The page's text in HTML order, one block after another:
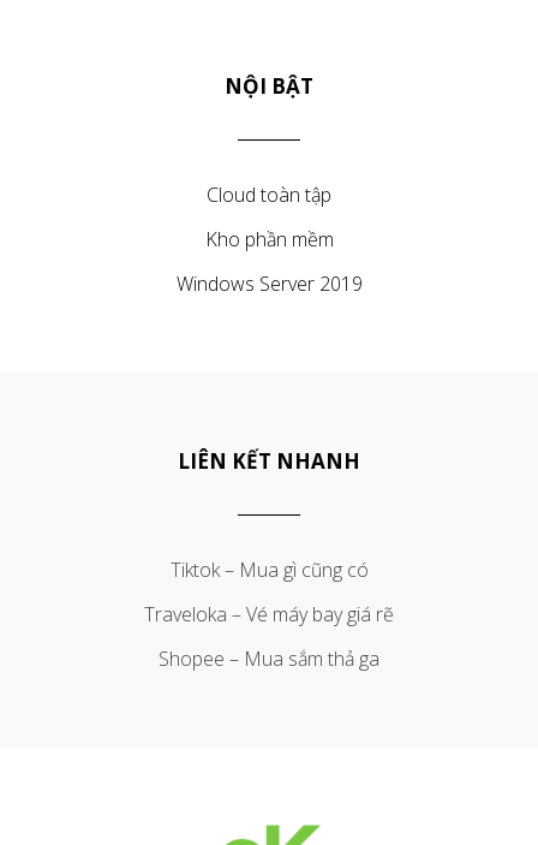
NỘI BẬT
Cloud toàn tập
Kho phần mềm
Windows Server 2019
LIÊN KẾT NHANH
Tiktok – Mua gì cũng có
Traveloka – Vé máy bay giá rẽ
Shopee – Mua sắm thả ga